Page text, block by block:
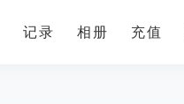
记录 相册 充值